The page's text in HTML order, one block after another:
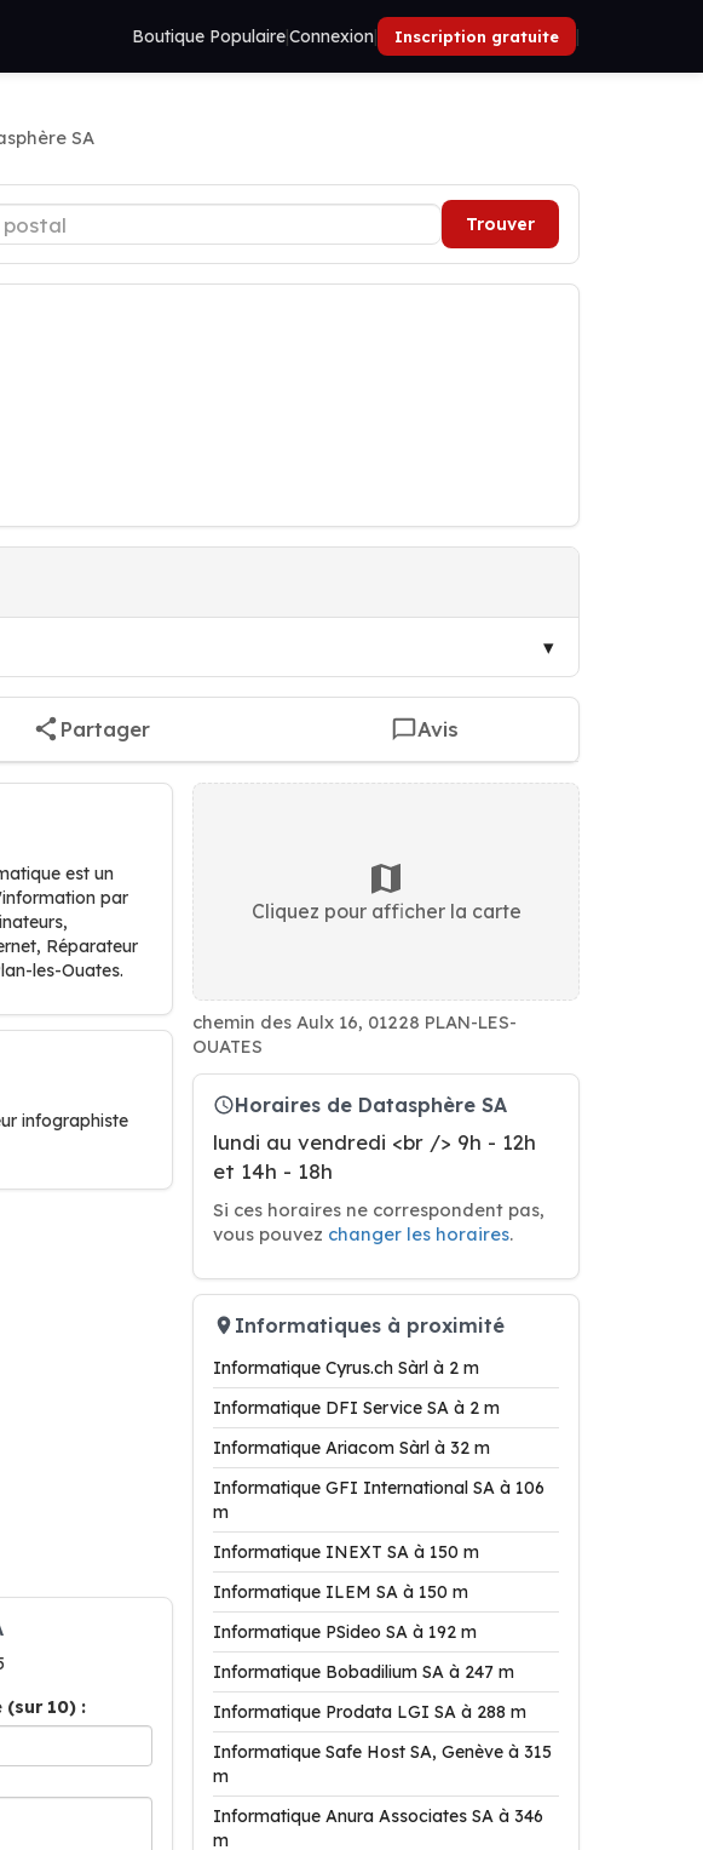
Boutique Populaire|Connexion| Inscription gratuite |
SA
Trouver
Partager Avis
est un
par
Réparateur
les-Ouates.
infographiste
(sur 10) :
Cliquez pour afficher la carte
chemin des Aulx 16, 01228 PLAN-LES-
OUATES
Horaires de Datasphère SA
lundi au vendredi <br /> 9h - 12h
et 14h - 18h
Si ces horaires ne correspondent pas,
vous pouvez changer les horaires.
Informatiques à proximité
Informatique Cyrus.ch Sàrl à 2 m
Informatique DFI Service SA à 2 m
Informatique Ariacom Sàrl à 32 m
Informatique GFI International SA à 106
m
Informatique INEXT SA à 150 m
Informatique ILEM SA à 150 m
Informatique PSideo SA à 192 m
Informatique Bobadilium SA à 247 m
Informatique Prodata LGI SA à 288 m
Informatique Safe Host SA, Genève à 315
m
Informatique Anura Associates SA à 346
m